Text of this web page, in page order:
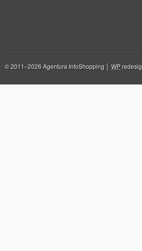
© 2011–2026 Agentura InfoShopping │ WP